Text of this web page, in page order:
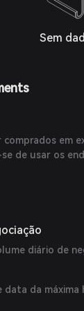
Sem
comprados em
de usar os
diário de
da máxima